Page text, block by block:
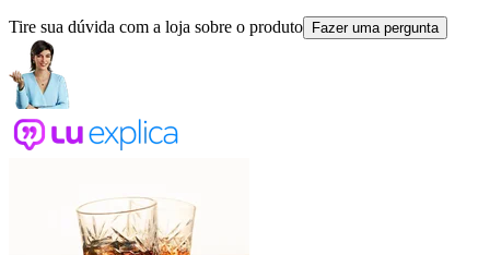
Tire sua dúvida com a loja sobre o produto Fazer uma pergunta